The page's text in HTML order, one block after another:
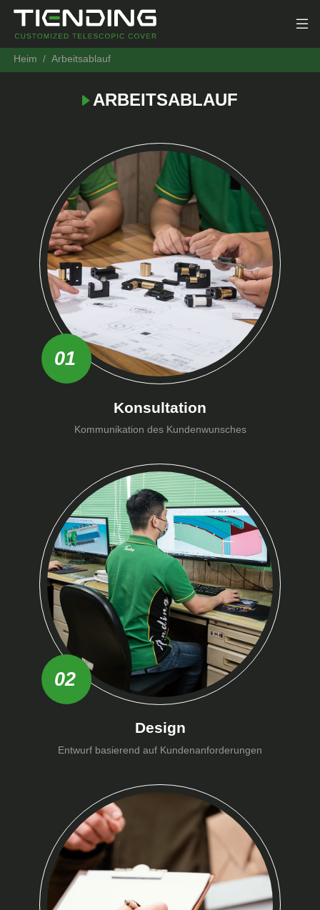
Heim Arbeitsablauf
ARBEITSABLAUF
01
Konsultation
Kommunikation des Kundenwunsches
02
Design
Entwurf basierend auf Kundenanforderungen